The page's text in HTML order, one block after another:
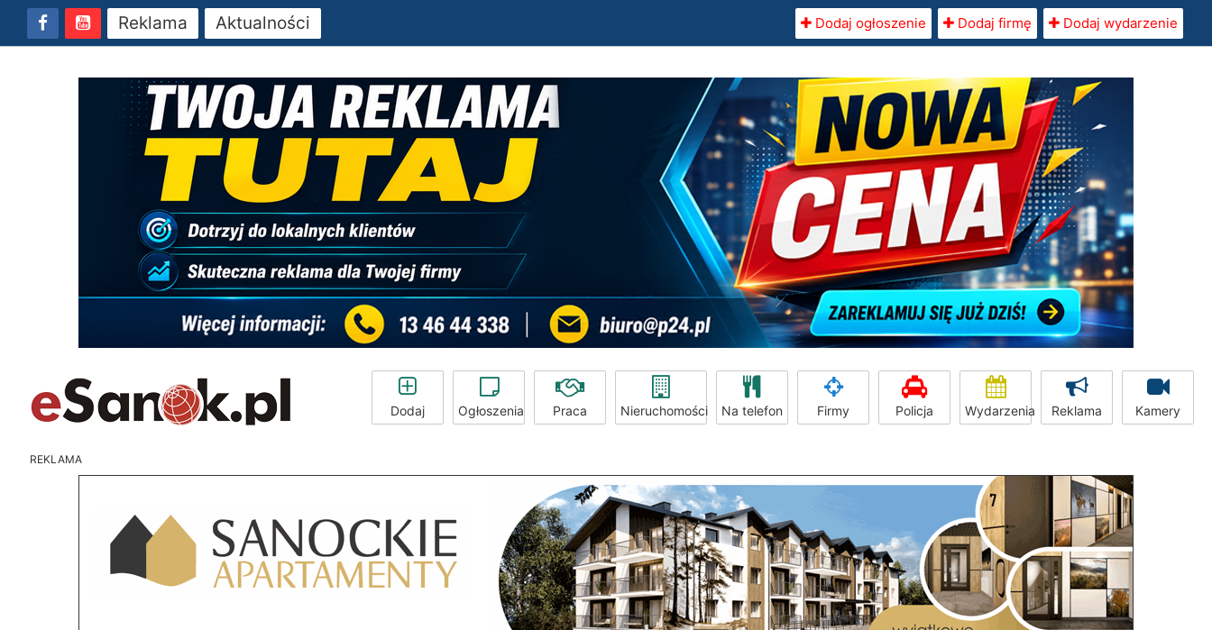
Reklama Aktualności Dodaj ogłoszenie Dodaj firmę Dodaj wydarzenie
Dodaj Ogłoszenia Praca Nieruchomości Na telefon Firmy Policja Wydarzenia Reklama Kamery
REKLAMA